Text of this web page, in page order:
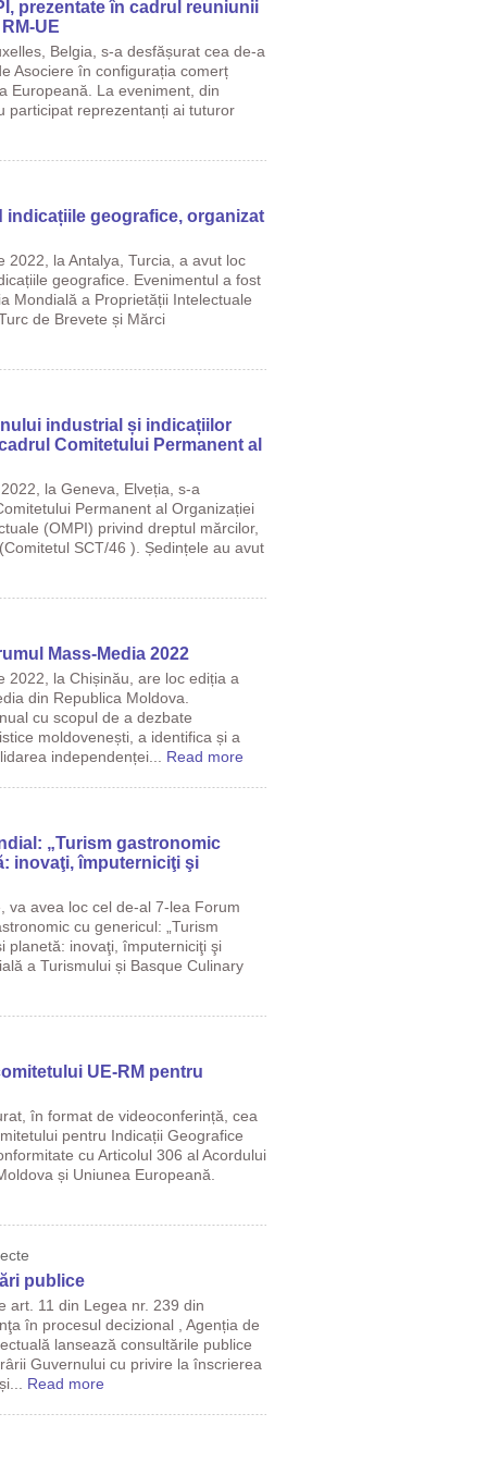
prezentate în cadrul reuniunii
UE
Belgia, s-a desfășurat cea de-a
Asociere în configurația comerț
Europeană. La eveniment, din
participat reprezentanți ai tuturor
geografice, organizat
2022, la Antalya, Turcia, a avut loc
geografice. Evenimentul a fost
Mondială a Proprietății Intelectuale
de Brevete și Mărci
industrial și indicațiilor
Comitetului Permanent al
la Geneva, Elveția, s-a
Permanent al Organizației
(OMPI) privind dreptul mărcilor,
SCT/46 ). Ședințele au avut
Mass-Media 2022
2022, la Chișinău, are loc ediția a
din Republica Moldova.
cu scopul de a dezbate
moldovenești, a identifica și a
independenței... Read more
„Turism gastronomic
inovaţi, împuterniciţi şi
va avea loc cel de-al 7-lea Forum
cu genericul: „Turism
planetă: inovaţi, împuterniciţi şi
a Turismului și Basque Culinary
UE-RM pentru
în format de videoconferință, cea
pentru Indicații Geografice
cu Articolul 306 al Acordului
și Uniunea Europeană.
publice
art. 11 din Legea nr. 239 din
în procesul decizional , Agenția de
lansează consultările publice
Guvernului cu privire la înscrierea
Read more